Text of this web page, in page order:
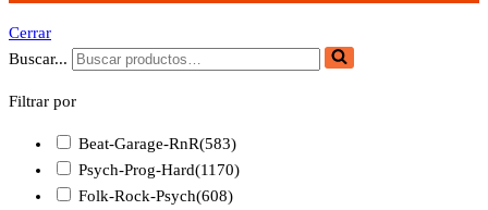
Cerrar
Buscar...
Filtrar por
Beat-Garage-RnR(583)
Psych-Prog-Hard(1170)
Folk-Rock-Psych(608)